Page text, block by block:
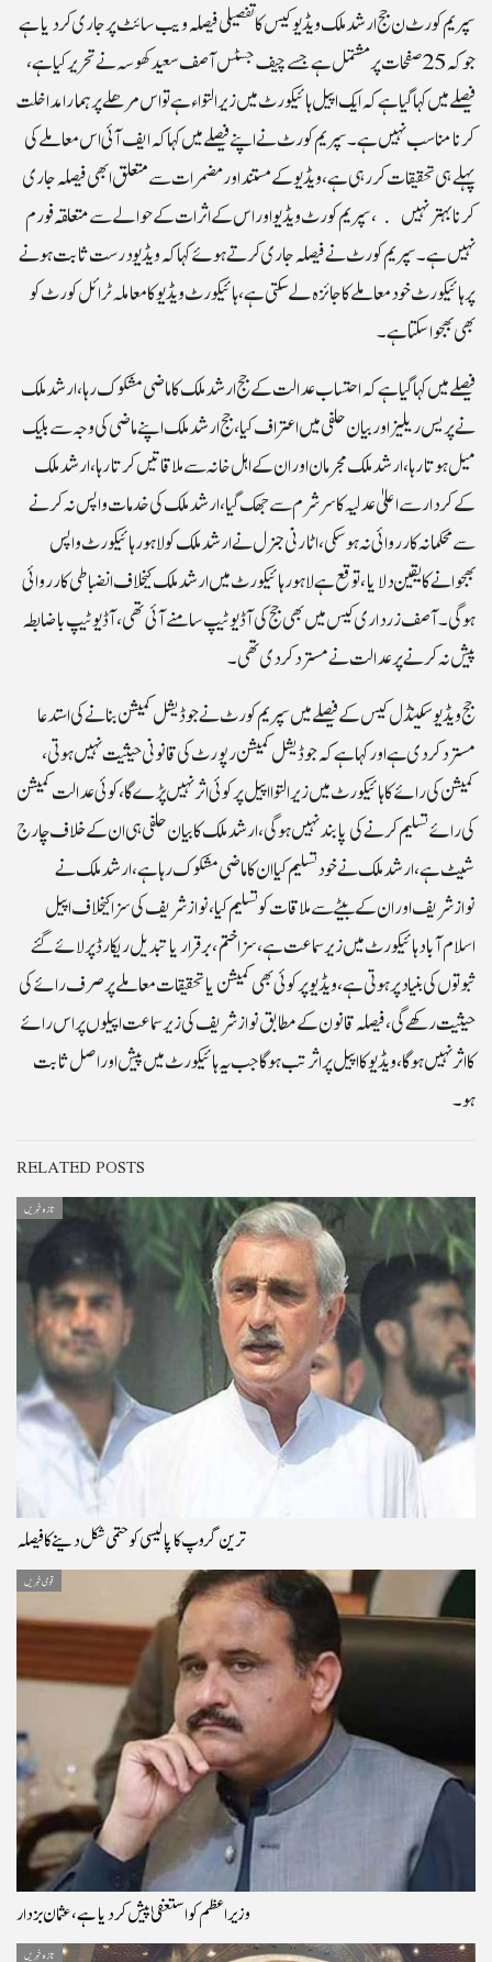
سپریم کورٹ ن جج ارشد ملک ویڈیو کیس کا تفصیلی فیصلہ ویب سائٹ پر جاری کر دیاہے
جو کہ 25 صفحات پر مشتمل ہے جسے چیف جسٹس آصف سعید کھوسہ نے تحریر کیا ہے ،
فیصلے میں کہا گیا ہے کہ ایک اپیل ہائیکورٹ میں زیر التوا ءہے تو اس مرھلے پر ہمارا مداخلت
کرنا مناسب نہیں ہے ۔سپریم کورٹ نے اپنے فیصلے میں کہا کہ ایف آئی اس معاملے کی
پہلے ہی تحقیقات کر رہی ہے ، ویڈیو کے مستند اور مضمرات سے متعلق ابھی فیصلہ جاری
کرنا بہتر نہیں ، سپریم کورٹ ویڈیو اور اس کے اثرات کے حوالے سے متعلقہ فورم
نہیں ہے ۔سپریم کورٹ نے فیصلہ جاری کرتے ہوئے کہا کہ ویڈیو درست ثابت ہونے
پر ہائیکورٹ خود معاملے کا جائزہ لے سکتی ہے ، ہائیکورٹ ویڈیو کا معاملہ ٹرائل کو رٹ کو
بھی بھجوا سکتا ہے ۔
فیصلے میں کہا گیا ہے کہ احتساب عدالت کے جج ارشد ملک کا ماضی مشکوک رہا، ارشد ملک
نے پریس ریلیز اور بیان حلفی میں اعتراف کیا ، جج ارشد ملک اپنے ماضی کی وجہ سے بلیک
میل ہو تا رہا ، ارشد ملک مجرمان اور ان کے اہل خانہ سے ملاقاتیں کرتا رہا ، ارشد ملک
کے کردارسے اعلیٰ عدلیہ کا سر شرم سے جھک گیا، ارشد ملک کی خدمات واپس نہ کرنے
سے محکمانہ کارروائی نہ ہو سکی ، اٹارنی جنرل نے ارشد ملک کو لاہور ہائیکورٹ واپس
بھجوانے کا یقین دلایا، توقع ہے لاہور ہائیکورٹ میں ارشد ملک کیخلاف انضباطی کارروائی
ہوگی۔آصف زرداری کیس میں بھی جج کی آڈیو ٹیپ سامنے آئی تھی، آڈیو ٹیپ باضابطہ
پیش نہ کرنے پر عدالت نے مسترد کر دی تھی۔
جج ویڈیو سکینڈل کیس کے فیصلے میں سپریم کورٹ نے جوڈیشل کمیشن بنانے کی استدعا
مسترد کر دی ہے اور کہاہے کہ جوڈیشل کمیشن رپورٹ کی قانونی حیثیت نہیں ہوتی،
کمیشن کی رائے کا ہائیکورٹ میں زیر التوا اپیل پر کوئی اثر نہیں پڑے گا، کوئی عدالت کمیشن
کی رائے تسلیم کرنے کی پابند نہیں ہوگی،ارشد ملک کا بیان حلفی ہی ان کے خلاف چارج
شیٹ ہے، ارشد ملک نے خود تسلیم کیا ان کا ماضی مشکوک رہا ہے،ارشد ملک نے
نوازشریف اور ان کے بیٹے سے ملاقات کو تسلیم کیا، نوازشریف کی سزا کیخلاف اپیل
اسلام آباد ہائیکورٹ میں زیرسماعت ہے، سزا ختم ، برقراریا تبدیل ریکارڈ پرلائے گئے
ثبوتوں کی بنیاد پر ہوتی ہے، ویڈیو پرکوئی بھی کمیشن یا تحقیقات معاملے پر صرف رائے کی
حیثیت رکھے گی، فیصلہ قانون کے مطابق نواز شریف کی زیرسماعت اپیلوں پر اس رائے
کا اثر نہیں ہوگا، ویڈیو کا اپیل پراثر تب ہوگا جب یہ ہائیکورٹ میں پیش اوراصل ثابت
ہو۔
RELATED POSTS
تازہ خبریں
ترین گروپ کا پالیسی کو حتمی شکل دینے کا فیصلہ
قومی خبریں
وزیراعظم کو استعفیٰ پیش کر دیا ہے، عثمان بزدار
تازہ خبریں